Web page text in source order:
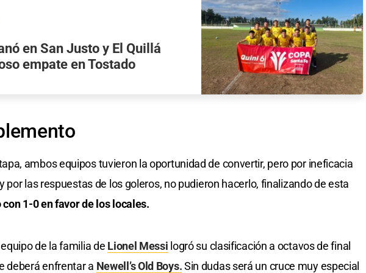
en San Justo y El Quillá
empate en Tostado
ambos equipos tuvieron la oportunidad de convertir, pero por ineficacia
por las respuestas de los goleros, no pudieron hacerlo, finalizando de esta
1-0 en favor de los locales.
de la familia de Lionel Messi logró su clasificación a octavos de final
deberá enfrentar a Newell’s Old Boys.Sin dudas será un cruce muy especial